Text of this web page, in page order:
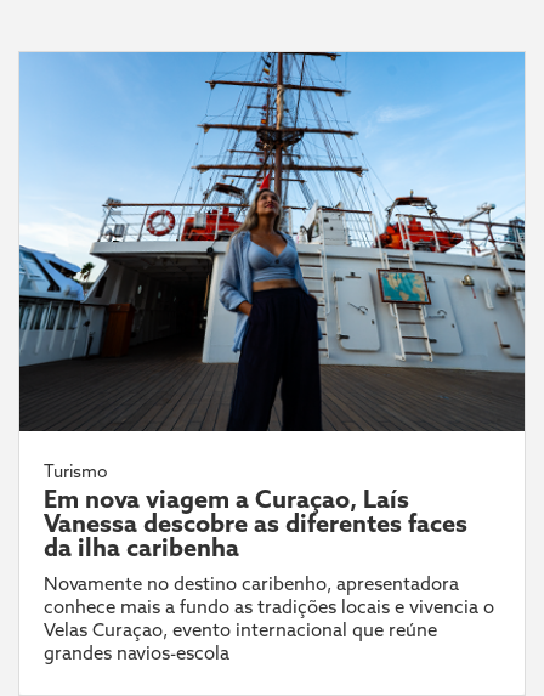
Turismo
Em nova viagem a Curaçao, Laís
Vanessa descobre as diferentes faces
da ilha caribenha
Novamente no destino caribenho, apresentadora
conhece mais a fundo as tradições locais e vivencia o
Velas Curaçao, evento internacional que reúne
grandes navios-escola